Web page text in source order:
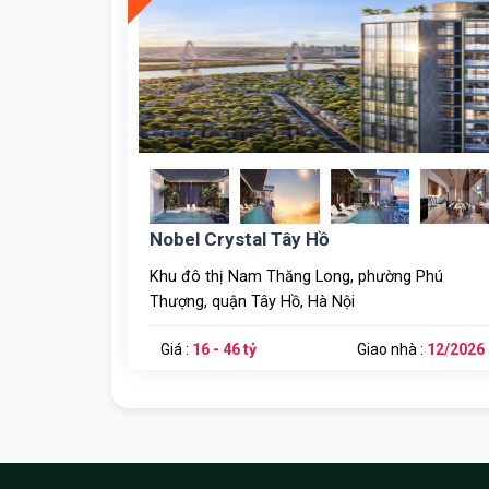
Phối Cảnh Sun Grand City Quảng An
Dự án Sun Group Quảng An – Sun Group 58
trọng bậc nhất trên Hồ Tây rộng 500ha mặt
thư thái thơ mộng sau một ngày làm việc mệt
dân trí cao, và hơn hết là những đại sứ quán
cho thuê vô cùng lớn tại những căn hộ Sun Group
Nobel Crystal Tây Hồ
Khu đô thị Nam Thăng Long, phường Phú
Thượng, quận Tây Hồ, Hà Nội
Giá : 16 - 46 tỷ Giao nhà : 12/2026